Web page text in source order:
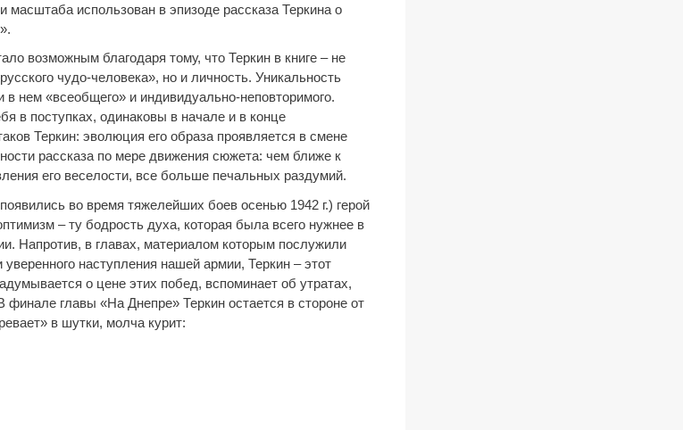
использован в эпизоде рассказа Теркина о
возможным благодаря тому, что Теркин в книге – не
чудо-человека», но и личность. Уникальность
в нем «всеобщего» и индивидуально-неповторимого.
в поступках, одинаковы в начале и в конце
Теркин: эволюция его образа проявляется в смене
рассказа по мере движения сюжета: чем ближе к
его веселости, все больше печальных раздумий.
во время тяжелейших боев осенью 1942 г.) герой
– ту бодрость духа, которая была всего нужнее в
Напротив, в главах, материалом которым послужили
наступления нашей армии, Теркин – этот
о цене этих побед, вспоминает об утратах,
финале главы «На Днепре» Теркин остается в стороне от
в шутки, молча курит: